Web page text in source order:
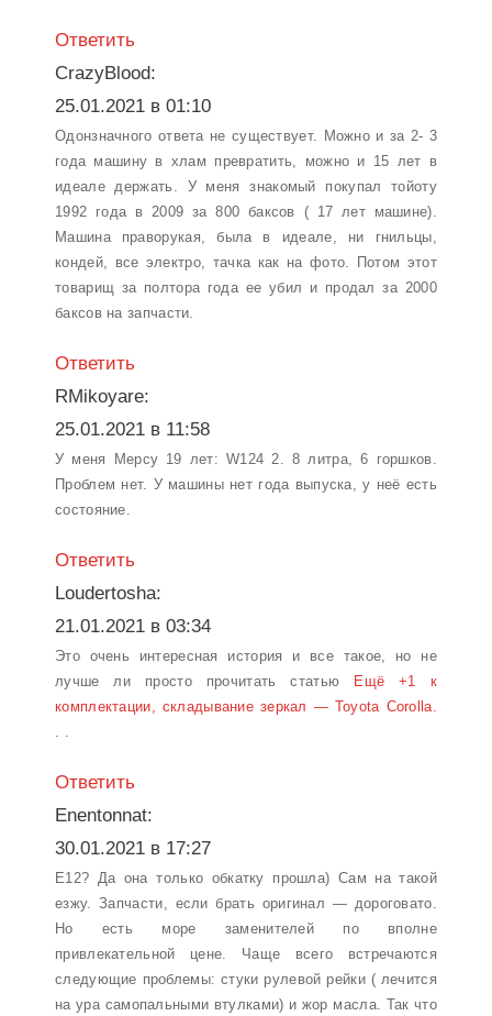
Ответить
CrazyBlood:
25.01.2021 в 01:10
Одонзначного ответа не существует. Можно и за 2- 3
года машину в хлам превратить, можно и 15 лет в
идеале держать. У меня знакомый покупал тойоту
1992 года в 2009 за 800 баксов ( 17 лет машине).
Машина праворукая, была в идеале, ни гнильцы,
кондей, все электро, тачка как на фото. Потом этот
товарищ за полтора года ее убил и продал за 2000
баксов на запчасти.
Ответить
RMikoyare:
25.01.2021 в 11:58
У меня Мерсу 19 лет: W124 2. 8 литра, 6 горшков.
Проблем нет. У машины нет года выпуска, у неё есть
состояние.
Ответить
Loudertosha:
21.01.2021 в 03:34
Это очень интересная история и все такое, но не
лучше ли просто прочитать статью
Ещё +1 к
комплектации, складывание зеркал — Toyota Corolla.
. .
Ответить
Enentonnat:
30.01.2021 в 17:27
E12? Да она только обкатку прошла) Сам на такой
езжу. Запчасти, если брать оригинал — дороговато.
Но есть море заменителей по вполне
привлекательной цене. Чаще всего встречаются
следующие проблемы: стуки рулевой рейки ( лечится
на ура самопальными втулками) и жор масла. Так что